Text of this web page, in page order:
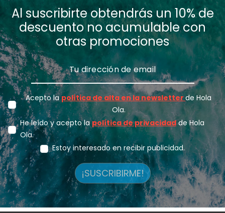
Al suscribirte obtendrás un 10% de
descuento no acumulable con
otras promociones
Acepto lapolítica de alta en la newsletter de Hola
Ola.
He leído y acepto lapolítica de privacidadde Hola
Ola.
Estoy interesado en recibir publicidad.
¡SUSCRIBIRME!